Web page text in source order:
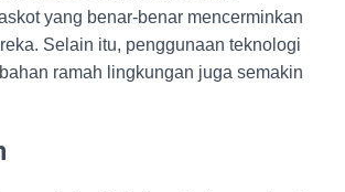
yang benar-benar mencerminkan
Selain itu, penggunaan teknologi
ramah lingkungan juga semakin